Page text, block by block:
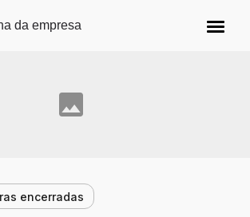
principal
da empresa
encerradas